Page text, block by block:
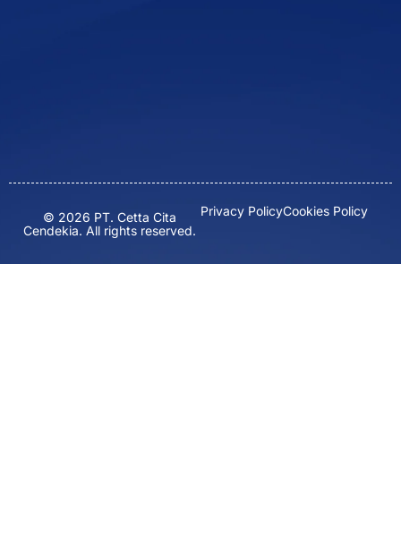
© 2026 PT. Cetta Cita
Cendekia. All rights reserved.
Privacy PolicyCookies Policy